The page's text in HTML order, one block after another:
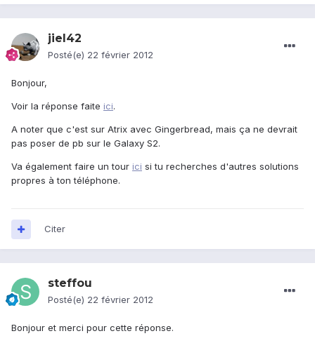
jiel42
Posté(e) 22 février 2012
Bonjour,
Voir la réponse faite ici.
A noter que c'est sur Atrix avec Gingerbread, mais ça ne devrait
pas poser de pb sur le Galaxy S2.
Va également faire un tour ici si tu recherches d'autres solutions
propres à ton téléphone.
Citer
steffou
Posté(e) 22 février 2012
Bonjour et merci pour cette réponse.